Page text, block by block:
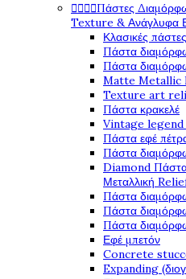
Πάστες
Texture & Ανάγλυφα
Κλασικές
Πάστα
Πάστα
Matte Metallic
Texture art
Πάστα κρακελέ
Vintage legend
Πάστα εφέ
Πάστα
Diamond
Μεταλλική
Πάστα
Πάστα
Πάστα
Εφέ μπετόν
Concrete
Expanding